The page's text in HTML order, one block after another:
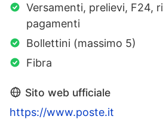
Versamenti, prelievi, F24,
pagamenti
Bollettini (massimo 5)
Fibra
Sito web ufficiale
https://www.poste.it